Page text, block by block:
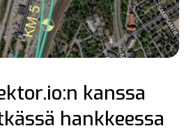
kanssa
hankkeessa